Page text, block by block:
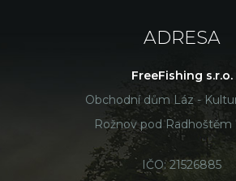
ADRESA
FreeFishing s.r.o.
Obchodní dům Láz -
Rožnov pod Radhoštěm
IČO: 21526885